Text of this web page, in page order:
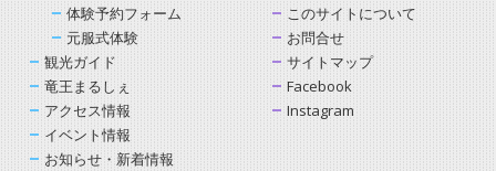
体験予約フォーム
元服式体験
観光ガイド
竜王まるしぇ
アクセス情報
イベント情報
お知らせ・新着情報
このサイトについて
お問合せ
サイトマップ
Facebook
Instagram